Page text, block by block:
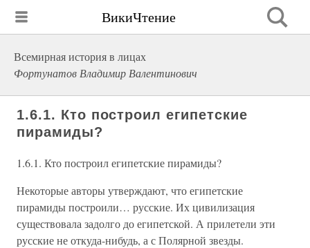
ВикиЧтение
Всемирная история в лицах
Фортунатов Владимир Валентинович
1.6.1. Кто построил египетские
пирамиды?
1.6.1. Кто построил египетские пирамиды?
Некоторые авторы утверждают, что египетские
пирамиды построили… русские. Их цивилизация
существовала задолго до египетской. А прилетели эти
русские не откуда-нибудь, а с Полярной звезды.